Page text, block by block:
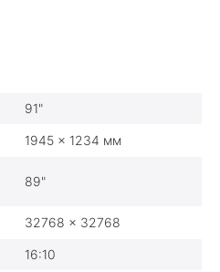
91"
1945 x 1234 мм
89"
32768 x 32768
16:10